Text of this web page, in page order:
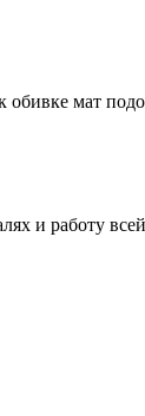
мат
и работу